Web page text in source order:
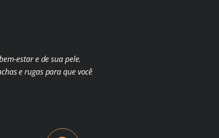
estar e de sua pele.
e rugas para que você